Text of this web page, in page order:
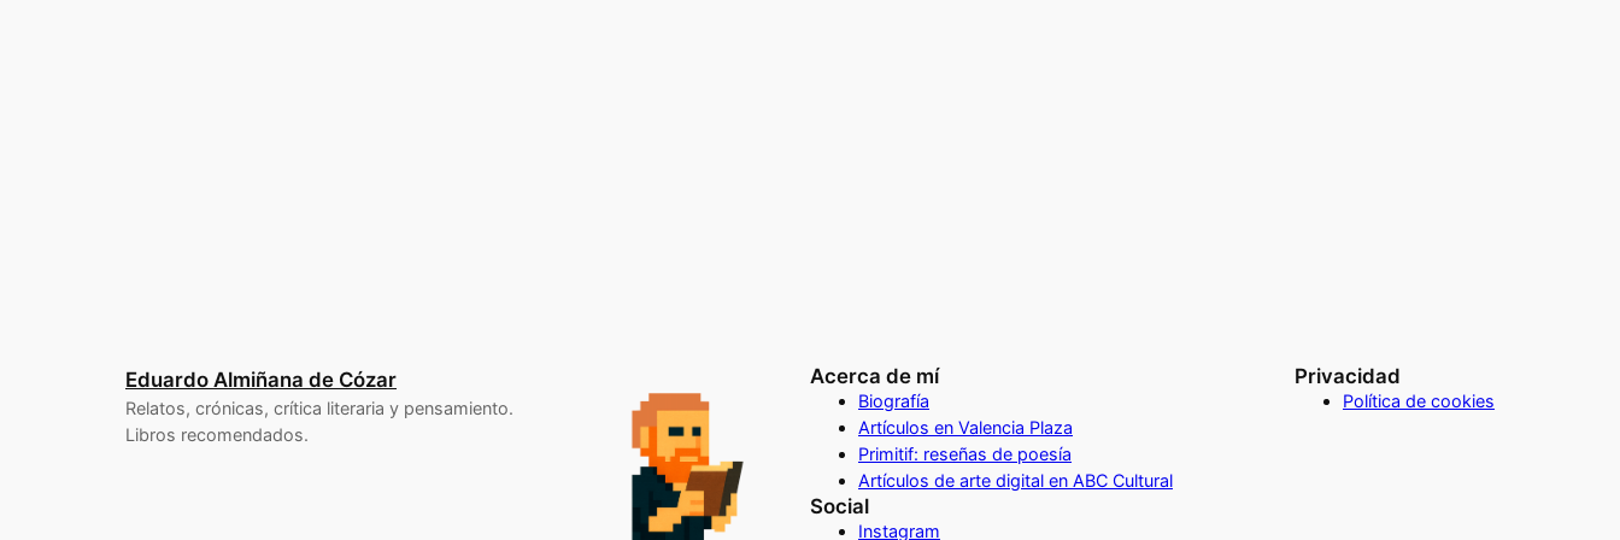
Eduardo Almiñana de Cózar
Relatos, crónicas, crítica literaria y pensamiento.
Libros recomendados.
Acerca de mí
Biografía
Artículos en Valencia Plaza
Primitif: reseñas de poesía
Artículos de arte digital en ABC Cultural
Privacidad
Política de cookies
Social
Instagram